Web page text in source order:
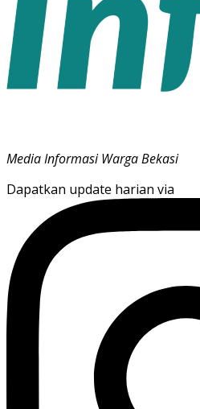
Media Informasi Warga Bekasi
Dapatkan update harian via